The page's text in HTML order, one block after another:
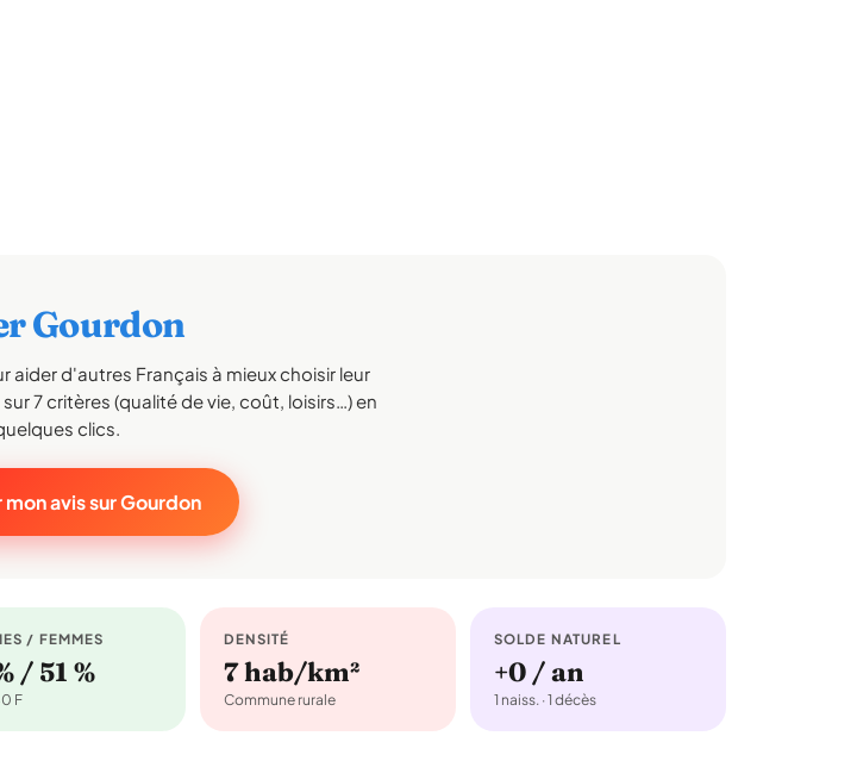
Gourdon
aider d'autres Français à mieux choisir leur
7 critères (qualité de vie, coût, loisirs…) en
clics.
mon avis sur Gourdon
/ FEMMES
/ 51 %
F
DENSITÉ
7 hab/km²
Commune rurale
SOLDE NATUREL
+0 / an
1 naiss. · 1 décès